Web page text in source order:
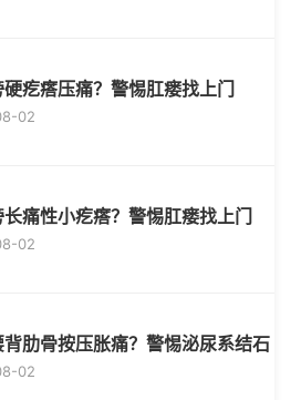
硬疙瘩压痛？警惕肛瘘找上门
02
长痛性小疙瘩？警惕肛瘘找上门
02
肋骨按压胀痛？警惕泌尿系结石
02